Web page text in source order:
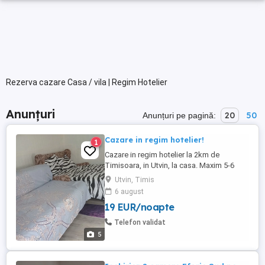
Rezerva cazare Casa / vila | Regim Hotelier
Anunțuri Anunțuri pe pagină: 20 50
5
1 Cazare in regim hotelier!
Cazare in regim hotelier la 2km de
Timisoara, in Utvin, la casa. Maxim 5-6
persoane. Dormitor, bucatarie si baie. 50
lei de persoană pe noapte.
Utvin, Timis
6 august
19 EUR/noapte
Telefon validat